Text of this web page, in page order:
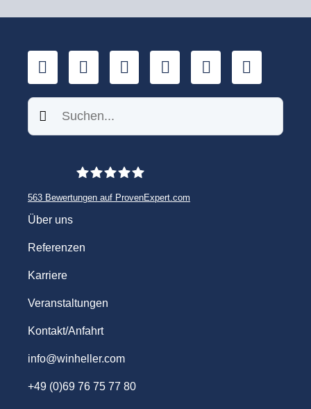
LinkedInYouTube
Xing Facebook
Twitter
Suchen
563 Bewertungen auf ProvenExpert.com
Über uns
Referenzen
Karriere
Veranstaltungen
Kontakt/Anfahrt
info@winheller.com
+49 (0)69 76 75 77 80